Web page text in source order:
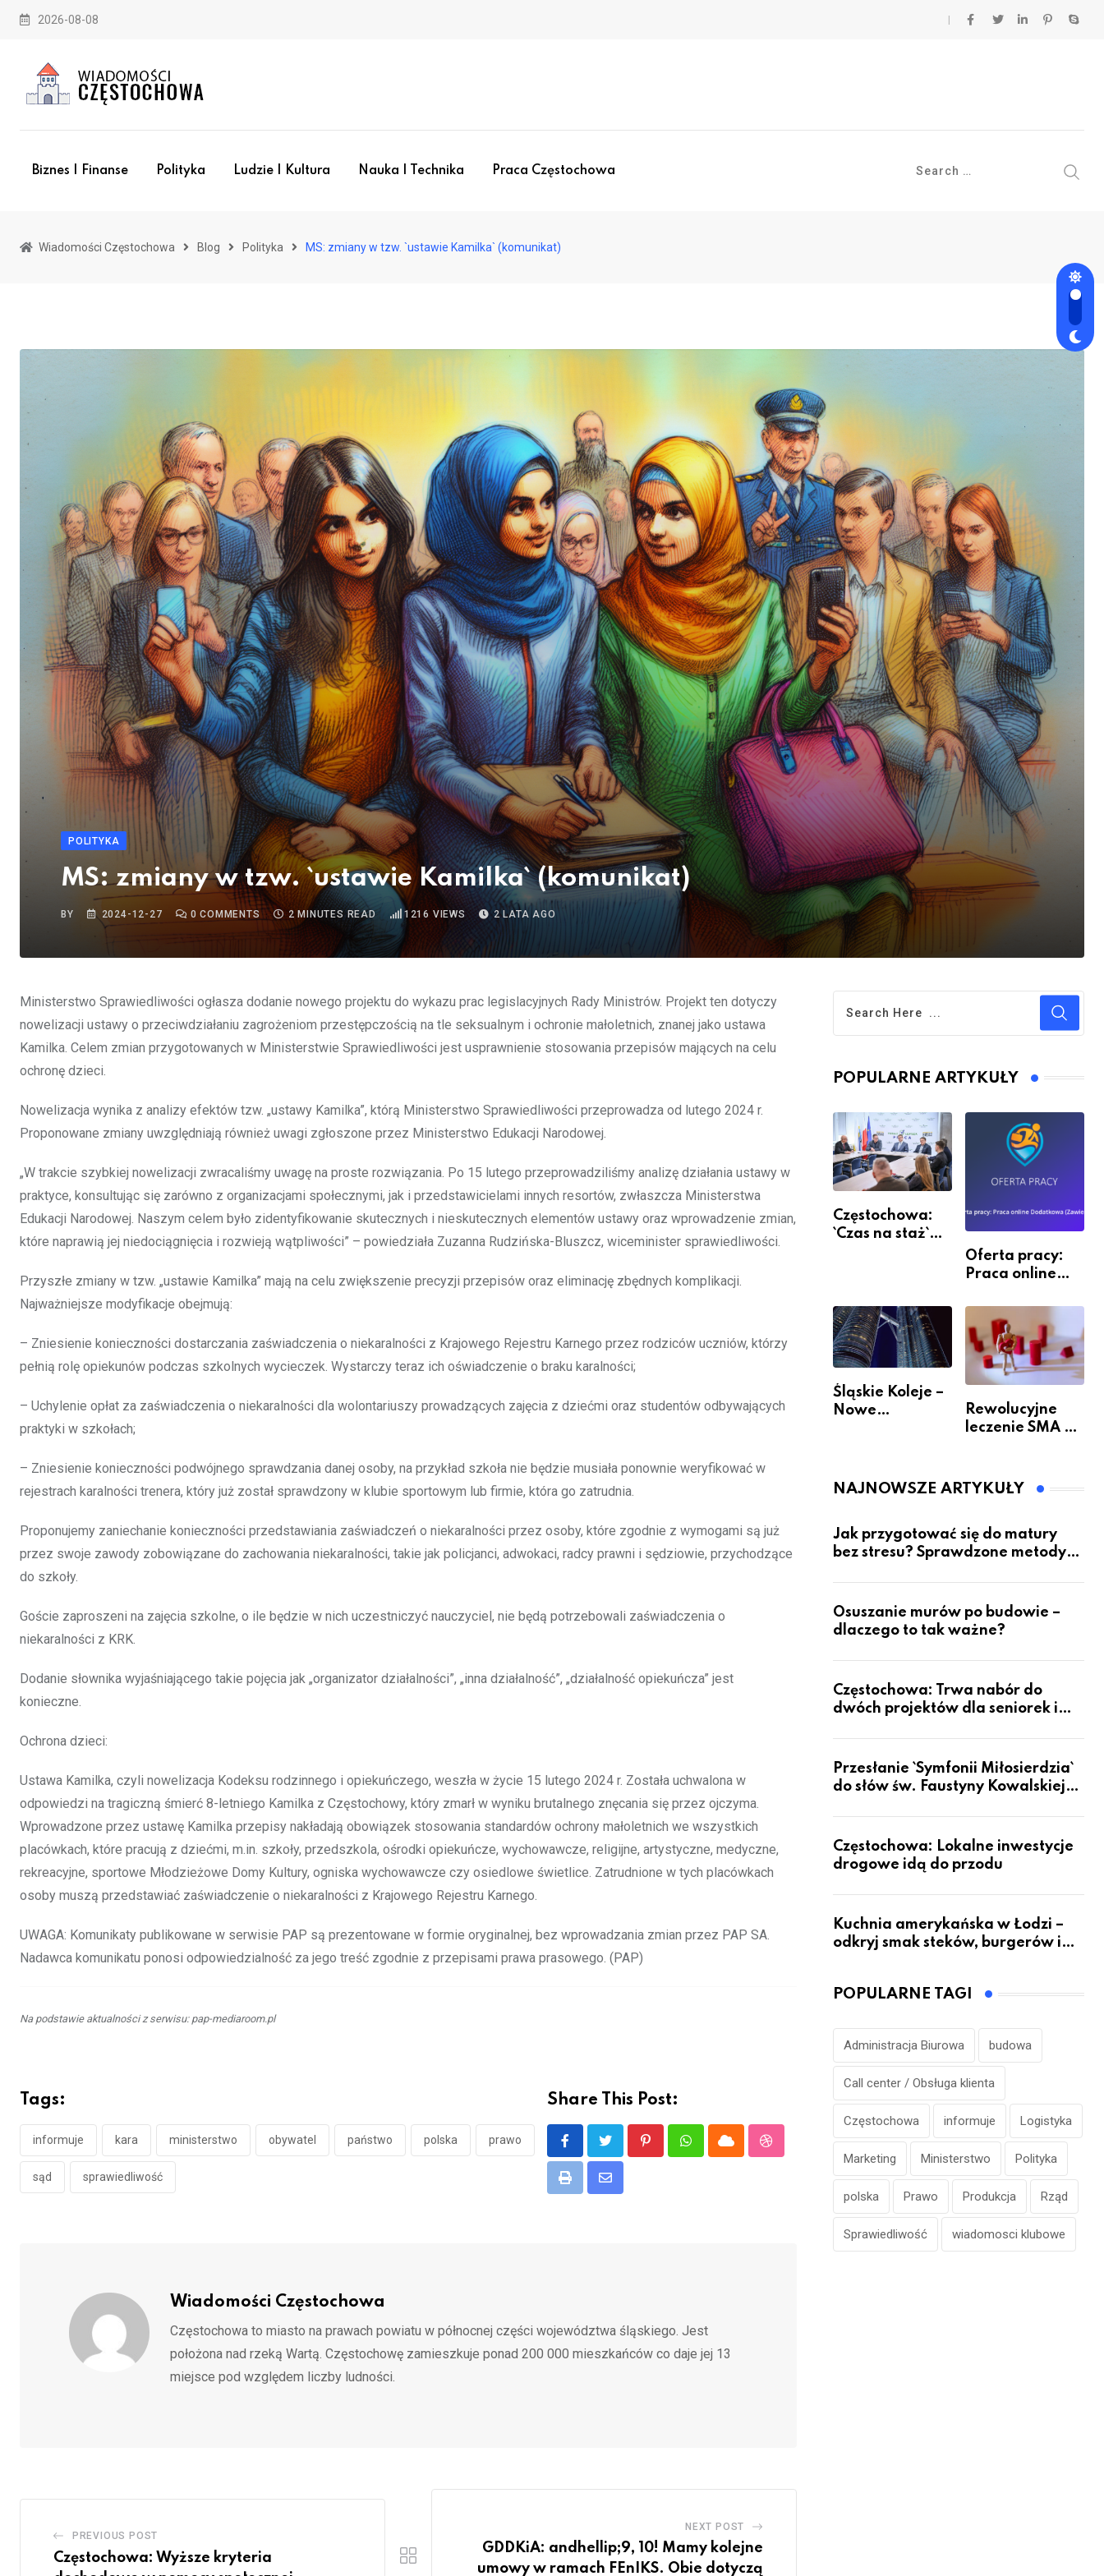
Skip
2026-08-08
Biznes I Finanse Polityka Ludzie I Kultura Nauka I Technika Praca Częstochowa
Wiadomości Częstochowa Blog Polityka MS: zmiany w tzw. `ustawie Kamilka` (komunikat)
POLITYKA
MS: zmiany w tzw. `ustawie Kamilka` (komunikat)
BY 2024-12-27 0 COMMENTS 2 MINUTES READ 1216VIEWS 2 LATA AGO
Ministerstwo Sprawiedliwości ogłasza dodanie nowego projektu do wykazu prac legislacyjnych Rady Ministrów. Projekt ten dotyczy
nowelizacji ustawy o przeciwdziałaniu zagrożeniom przestępczością na tle seksualnym i ochronie małoletnich, znanej jako ustawa
Kamilka. Celem zmian przygotowanych w Ministerstwie Sprawiedliwości jest usprawnienie stosowania przepisów mających na celu
ochronę dzieci.
Nowelizacja wynika z analizy efektów tzw. „ustawy Kamilka”, którą Ministerstwo Sprawiedliwości przeprowadza od lutego 2024 r.
Proponowane zmiany uwzględniają również uwagi zgłoszone przez Ministerstwo Edukacji Narodowej.
„W trakcie szybkiej nowelizacji zwracaliśmy uwagę na proste rozwiązania. Po 15 lutego przeprowadziliśmy analizę działania ustawy w
praktyce, konsultując się zarówno z organizacjami społecznymi, jak i przedstawicielami innych resortów, zwłaszcza Ministerstwa
Edukacji Narodowej. Naszym celem było zidentyfikowanie skutecznych i nieskutecznych elementów ustawy oraz wprowadzenie zmian,
które naprawią jej niedociągnięcia i rozwieją wątpliwości” – powiedziała Zuzanna Rudzińska-Bluszcz, wiceminister sprawiedliwości.
Przyszłe zmiany w tzw. „ustawie Kamilka” mają na celu zwiększenie precyzji przepisów oraz eliminację zbędnych komplikacji.
Najważniejsze modyfikacje obejmują:
– Zniesienie konieczności dostarczania zaświadczenia o niekaralności z Krajowego Rejestru Karnego przez rodziców uczniów, którzy
pełnią rolę opiekunów podczas szkolnych wycieczek. Wystarczy teraz ich oświadczenie o braku karalności;
– Uchylenie opłat za zaświadczenia o niekaralności dla wolontariuszy prowadzących zajęcia z dziećmi oraz studentów odbywających
praktyki w szkołach;
– Zniesienie konieczności podwójnego sprawdzania danej osoby, na przykład szkoła nie będzie musiała ponownie weryfikować w
rejestrach karalności trenera, który już został sprawdzony w klubie sportowym lub firmie, która go zatrudnia.
Proponujemy zaniechanie konieczności przedstawiania zaświadczeń o niekaralności przez osoby, które zgodnie z wymogami są już
przez swoje zawody zobowiązane do zachowania niekaralności, takie jak policjanci, adwokaci, radcy prawni i sędziowie, przychodzące
do szkoły.
Goście zaproszeni na zajęcia szkolne, o ile będzie w nich uczestniczyć nauczyciel, nie będą potrzebowali zaświadczenia o
niekaralności z KRK.
Dodanie słownika wyjaśniającego takie pojęcia jak „organizator działalności”, „inna działalność”, „działalność opiekuńcza” jest
konieczne.
Ochrona dzieci:
Ustawa Kamilka, czyli nowelizacja Kodeksu rodzinnego i opiekuńczego, weszła w życie 15 lutego 2024 r. Została uchwalona w
odpowiedzi na tragiczną śmierć 8-letniego Kamilka z Częstochowy, który zmarł w wyniku brutalnego znęcania się przez ojczyma.
Wprowadzone przez ustawę Kamilka przepisy nakładają obowiązek stosowania standardów ochrony małoletnich we wszystkich
placówkach, które pracują z dziećmi, m.in. szkoły, przedszkola, ośrodki opiekuńcze, wychowawcze, religijne, artystyczne, medyczne,
rekreacyjne, sportowe Młodzieżowe Domy Kultury, ogniska wychowawcze czy osiedlowe świetlice. Zatrudnione w tych placówkach
osoby muszą przedstawiać zaświadczenie o niekaralności z Krajowego Rejestru Karnego.
UWAGA: Komunikaty publikowane w serwisie PAP są prezentowane w formie oryginalnej, bez wprowadzania zmian przez PAP SA.
Nadawca komunikatu ponosi odpowiedzialność za jego treść zgodnie z przepisami prawa prasowego. (PAP)
Na podstawie aktualności z serwisu: pap-mediaroom.pl
Tags:
informuje kara ministerstwo obywatel państwo polska prawo
sąd sprawiedliwość
Share This Post:
PinterestWhatsappCloud StumbleUpon
Print
Share
Wiadomości Częstochowa
Częstochowa to miasto na prawach powiatu w północnej części województwa śląskiego. Jest
położona nad rzeką Wartą. Częstochowę zamieszkuje ponad 200 000 mieszkańców co daje jej 13
miejsce pod względem liczby ludności.
PREVIOUS POST
Częstochowa: Wyższe kryteria
NEXT POST
GDDKiA: andhellip;9, 10! Mamy kolejne
umowy w ramach FEnIKS. Obie dotyczą
POPULARNE ARTYKUŁY
Częstochowa:
`Czas na staż`
Oferta pracy:
Praca online
(Zawiercie)
Śląskie Koleje –
Nowe
Rewolucyjne
leczenie SMA –
pacjentów?
NAJNOWSZE ARTYKUŁY
Jak przygotować się do matury
bez stresu? Sprawdzone metody
Osuszanie murów po budowie –
dlaczego to tak ważne?
Częstochowa: Trwa nabór do
dwóch projektów dla seniorek i
Przesłanie `Symfonii Miłosierdzia`
do słów św. Faustyny Kowalskiej
Częstochowa: Lokalne inwestycje
drogowe idą do przodu
Kuchnia amerykańska w Łodzi –
odkryj smak steków, burgerów i
POPULARNE TAGI
Administracja Biurowa budowa
Call center / Obsługa klienta
Częstochowa informuje Logistyka
Marketing Ministerstwo Polityka
polska Prawo Produkcja Rząd
Sprawiedliwość wiadomosci klubowe